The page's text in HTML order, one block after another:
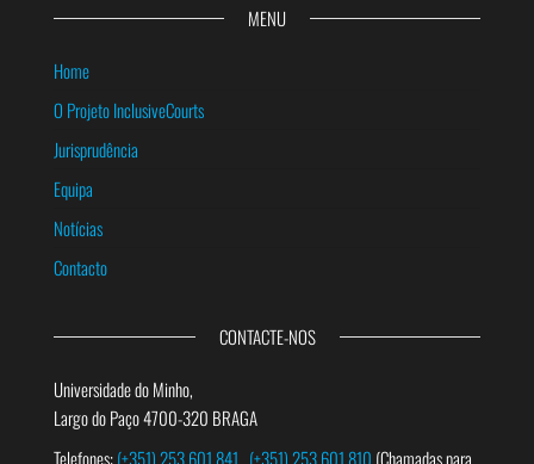
MENU
Home
O Projeto InclusiveCourts
Jurisprudência
Equipa
Notícias
Contacto
CONTACTE-NOS
Universidade do Minho,
Largo do Paço 4700-320 BRAGA
Telefones:(+351) 253 601 841 (+351) 253 601 810 (Chamadas para